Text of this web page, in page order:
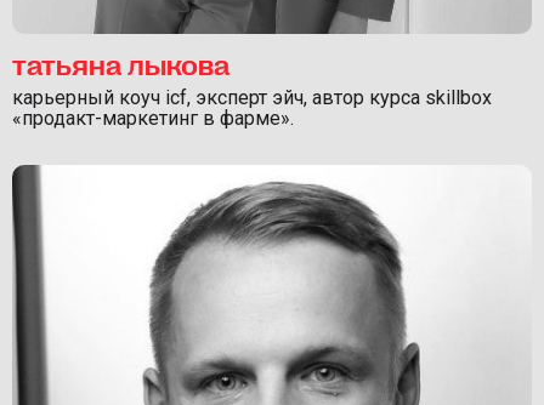
татьяна лыкова
карьерный коуч icf, эксперт эйч, автор курса skillbox
«продакт-маркетинг в фарме».